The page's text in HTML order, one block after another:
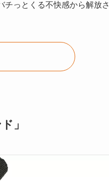
っとくる不快感から解放さ
」